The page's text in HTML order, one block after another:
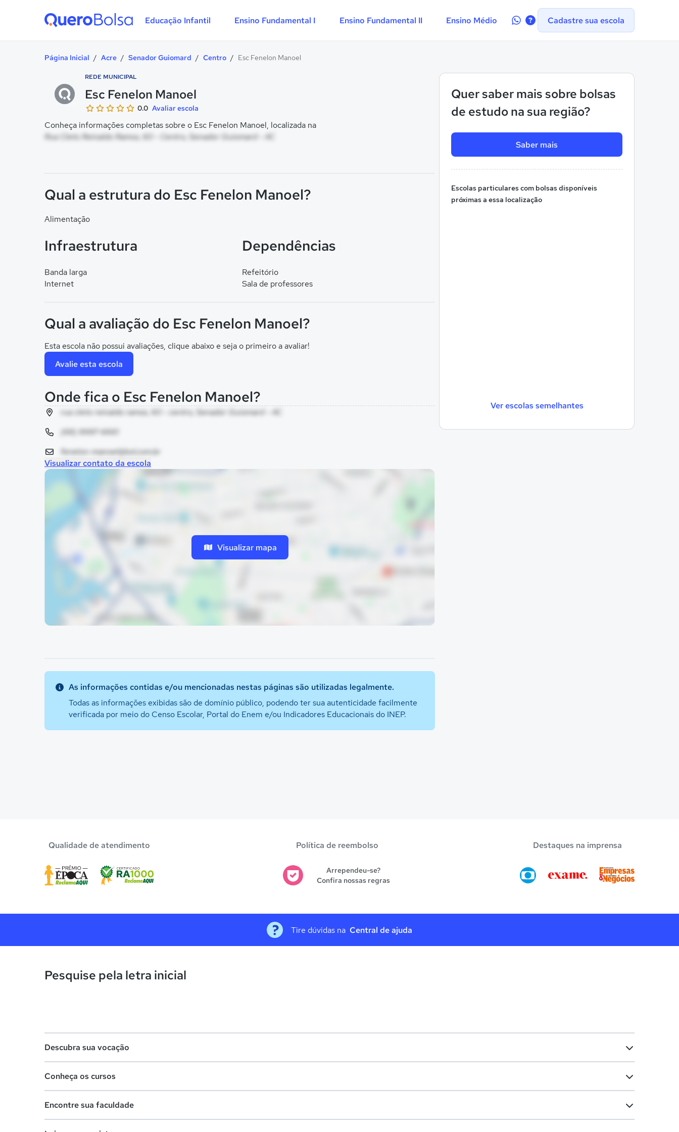
Educação Infantil Ensino Fundamental I Ensino Fundamental II Ensino Médio
Contate-Cadastre sua escola
Página Inicial / Acre / Senador Guiomard / Centro / Esc Fenelon Manoel
REDE MUNICIPAL
Esc Fenelon Manoel
0.0 Avaliar escola
Conheça informações completas sobre o Esc Fenelon Manoel, localizada na
Rua Cleto Reinaldo Ramos, 60 - Centro, Senador Guiomard - AC
Quer saber mais sobre bolsas
de estudo na sua região?
Saber mais
Escolas particulares com bolsas disponíveis
próximas a essa localização
Ver escolas semelhantes
Qual a estrutura do Esc Fenelon Manoel?
Alimentação
Infraestrutura
Banda larga
Internet
Dependências
Refeitório
Sala de professores
Qual a avaliação do Esc Fenelon Manoel?
Esta escola não possui avaliações, clique abaixo e seja o primeiro a avaliar!
Avalie esta escola
Onde fica o Esc Fenelon Manoel?
rua cleto reinaldo ramos, 60 - centro, Senador Guiomard - AC
(68) 9997-6661
fenelon-manoel@bol.com.br
Visualizar contato da escola
Visualizar mapa
As informações contidas e/ou mencionadas nestas páginas são utilizadas legalmente.
Todas as informações exibidas são de domínio público, podendo ter sua autenticidade facilmente
verificada por meio do Censo Escolar, Portal do Enem e/ou Indicadores Educacionais do INEP.
Qualidade de atendimento Política de reembolso
Arrependeu-se?
Confira nossas regras
Destaques na imprensa
Tire dúvidas na Central de ajuda
Pesquise pela letra inicial
Descubra sua vocação
Lista de profissões
Conheça os cursos
Encontre sua faculdade